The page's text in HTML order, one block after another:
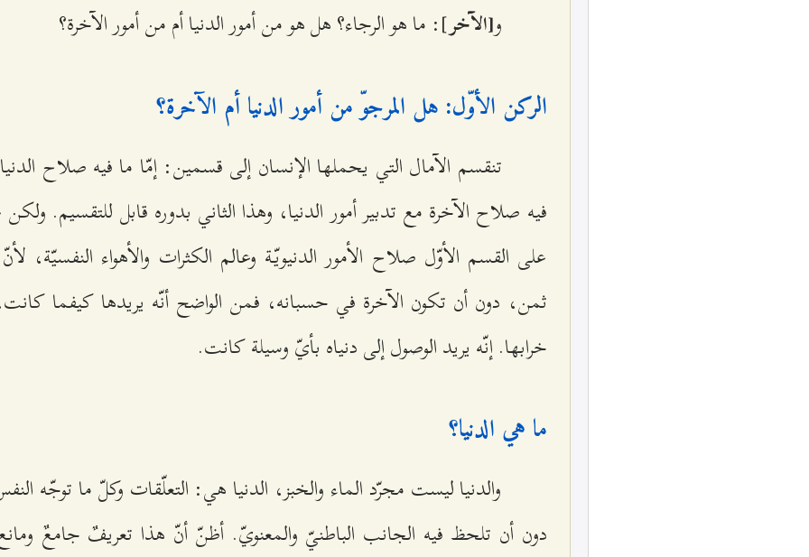
و[الآخر]: ما هو الرجاء؟ هل هو من أمور الدنيا أم من أمور الآخرة؟
الركن الأوّل: هل المرجوّ من أمور الدنيا أم الآخرة؟
تنقسم الآمال التي يحملها الإنسان إلى قسمين: إمّا ما فيه صلاح
فيه صلاح الآخرة مع تدبير أمور الدنيا، وهذا الثاني بدوره قابل للتقسيم.
على القسم الأوّل صلاح الأمور الدنيويّة وعالم الكثرات والأهواء النفسيّة،
ثمن، دون أن تكون الآخرة في حسبانه، فمن الواضح أنّه يريدها كيفما
خرابها. إنّه يريد الوصول إلى دنياه بأيّ وسيلة كانت.
ما هي الدنيا؟
والدنيا ليست مجرّد الماء والخبز، الدنيا هي: التعلّقات وكلّ ما توجّه
دون أن تلحظ فيه الجانب الباطنيّ والمعنويّ. أظنّ أنّ هذا تعريفٌ جامعٌ